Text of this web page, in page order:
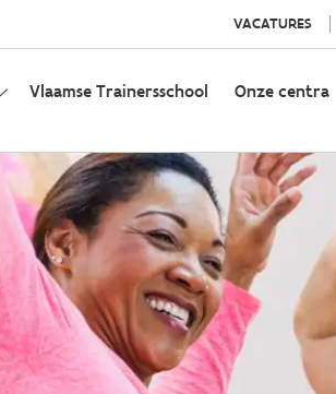
VACATURES
Vlaamse Trainersschool Onze centra